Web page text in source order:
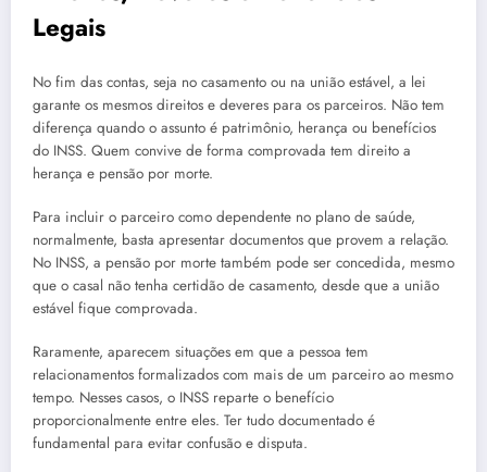
Legais
No fim das contas, seja no casamento ou na união estável, a lei
garante os mesmos direitos e deveres para os parceiros. Não tem
diferença quando o assunto é patrimônio, herança ou benefícios
do INSS. Quem convive de forma comprovada tem direito a
herança e pensão por morte.
Para incluir o parceiro como dependente no plano de saúde,
normalmente, basta apresentar documentos que provem a relação.
No INSS, a pensão por morte também pode ser concedida, mesmo
que o casal não tenha certidão de casamento, desde que a união
estável fique comprovada.
Raramente, aparecem situações em que a pessoa tem
relacionamentos formalizados com mais de um parceiro ao mesmo
tempo. Nesses casos, o INSS reparte o benefício
proporcionalmente entre eles. Ter tudo documentado é
fundamental para evitar confusão e disputa.